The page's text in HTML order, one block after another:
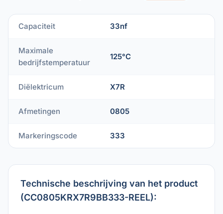
Capaciteit 33nf
Maximale
bedrijfstemperatuur
125°C
Diëlektricum X7R
Afmetingen 0805
Markeringscode 333
Technische beschrijving van het product
(CC0805KRX7R9BB333-REEL):